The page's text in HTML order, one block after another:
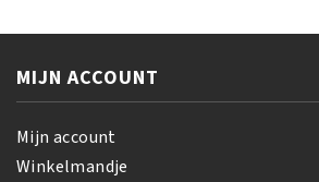
MIJN ACCOUNT
Mijn account
Winkelmandje